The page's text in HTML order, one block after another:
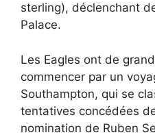
sterling), déclenchant
Palace.
Les Eagles ont de
commencer par un
Southampton, qui se
tentatives concédées
nomination de Ruben